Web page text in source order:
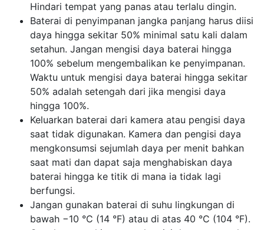
Hindari tempat yang panas atau terlalu dingin.
Baterai di penyimpanan jangka panjang harus diisi
daya hingga sekitar 50% minimal satu kali dalam
setahun. Jangan mengisi daya baterai hingga
100% sebelum mengembalikan ke penyimpanan.
Waktu untuk mengisi daya baterai hingga sekitar
50% adalah setengah dari jika mengisi daya
hingga 100%.
Keluarkan baterai dari kamera atau pengisi daya
saat tidak digunakan. Kamera dan pengisi daya
mengkonsumsi sejumlah daya per menit bahkan
saat mati dan dapat saja menghabiskan daya
baterai hingga ke titik di mana ia tidak lagi
berfungsi.
Jangan gunakan baterai di suhu lingkungan di
bawah −10 °C (14 °F) atau di atas 40 °C (104 °F).